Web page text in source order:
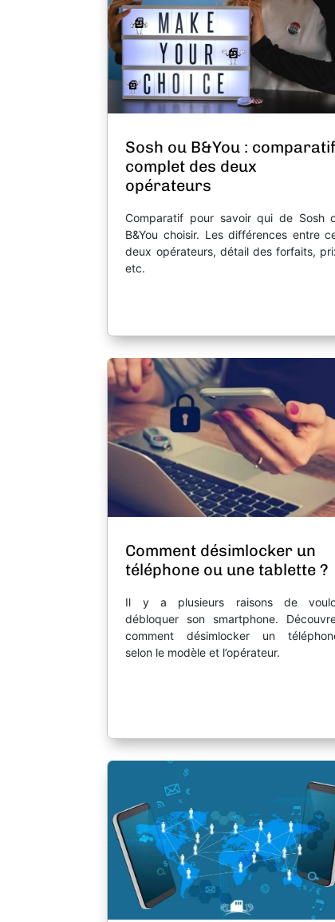
Sosh ou B&You : comparatif
complet des deux
opérateurs
Comparatif pour savoir qui de Sosh
B&You choisir. Les différences entre
deux opérateurs, détail des forfaits,
etc.
Comment désimlocker un
téléphone ou une tablette ?
Il y a plusieurs raisons de
débloquer son smartphone.
comment désimlocker un
selon le modèle et l’opérateur.